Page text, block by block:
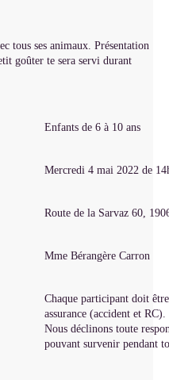
tous ses animaux. Présentation
goûter te sera servi durant
Enfants de 6 à 10 ans
Mercredi 4 mai 2022 de
Route de la Sarvaz 60,
Mme Bérangère Carron
Chaque participant doit
assurance (accident et RC).
Nous déclinons toute
pouvant survenir pendant